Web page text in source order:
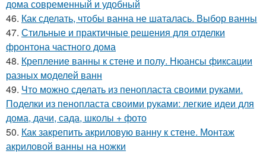
дома современный и удобный
46. Как сделать, чтобы ванна не шаталась. Выбор ванны
47. Стильные и практичные решения для отделки
фронтона частного дома
48. Крепление ванны к стене и полу. Нюансы фиксации
разных моделей ванн
49. Что можно сделать из пенопласта своими руками.
Поделки из пенопласта своими руками: легкие идеи для
дома, дачи, сада, школы + фото
50. Как закрепить акриловую ванну к стене. Монтаж
акриловой ванны на ножки